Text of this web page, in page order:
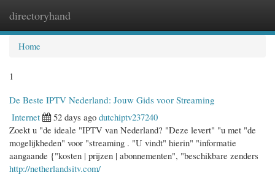
directoryhand
Home
1
De Beste IPTV Nederland: Jouw Gids voor Streaming
Internet
52 days ago dutchiptv237240
Zoekt u "de ideale "IPTV van Nederland? "Deze levert" "u met "de
mogelijkheden" voor "streaming . "U vindt" hierin" "informatie
aangaande {"kosten | prijzen | abonnementen", "beschikbare zenders
http://netherlandsitv.com/